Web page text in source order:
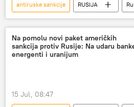
antiruske sankcije RUSIJA
Rusija
Rusija – ekonomija
investicije
sankcije
američke sankcije
sankcije Rusiji
Na pomolu novi paket američkih
sankcija protiv Rusije: Na udaru
energenti i uranijum
15 Jul, 08:47